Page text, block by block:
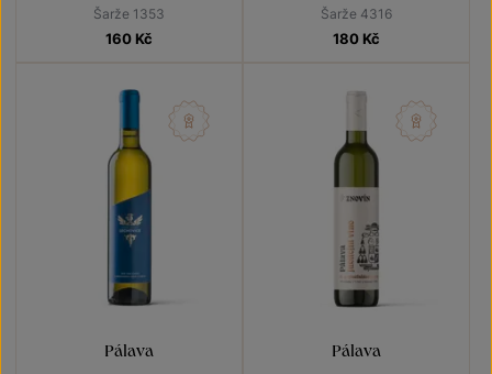
Šarže 1353
160 Kč
Šarže 4316
180 Kč
Pálava Pálava